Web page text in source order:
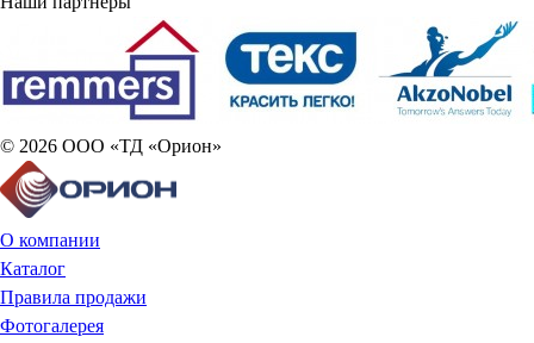
© 2026 ООО «ТД «Орион»
О компании
Каталог
Правила продажи
Фотогалерея